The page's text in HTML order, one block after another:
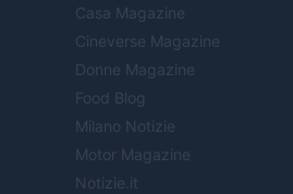
Casa Magazine
Cineverse Magazine
Donne Magazine
Food Blog
Milano Notizie
Motor Magazine
Notizie.it